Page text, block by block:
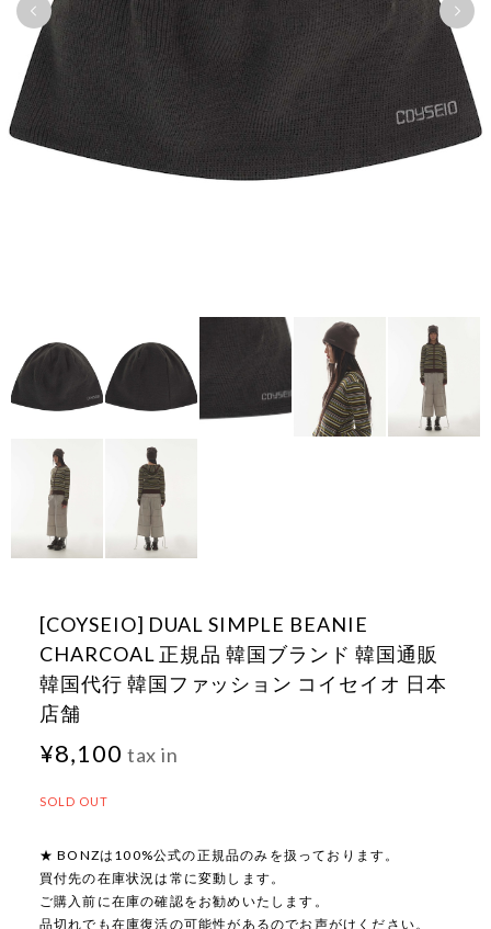
[COYSEIO] DUAL SIMPLE BEANIE
CHARCOAL 正規品 韓国ブランド 韓国通販
韓国代行 韓国ファッション コイセイオ 日本
店舗
¥8,100 tax in
SOLD OUT
★ BONZは100%公式の正規品のみを扱っております。
買付先の在庫状況は常に変動します。
ご購入前に在庫の確認をお勧めいたします。
品切れでも在庫復活の可能性があるのでお声がけください。